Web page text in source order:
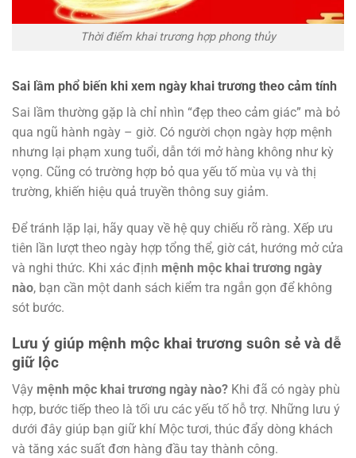
Thời điểm khai trương hợp phong thủy
Sai lầm phổ biến khi xem ngày khai trương theo cảm tính
Sai lầm thường gặp là chỉ nhìn “đẹp theo cảm giác” mà bỏ
qua ngũ hành ngày – giờ. Có người chọn ngày hợp mệnh
nhưng lại phạm xung tuổi, dẫn tới mở hàng không như kỳ
vọng. Cũng có trường hợp bỏ qua yếu tố mùa vụ và thị
trường, khiến hiệu quả truyền thông suy giảm.
Để tránh lặp lại, hãy quay về hệ quy chiếu rõ ràng. Xếp ưu
tiên lần lượt theo ngày hợp tổng thể, giờ cát, hướng mở cửa
và nghi thức. Khi xác định mệnh mộc khai trương ngày
nào, bạn cần một danh sách kiểm tra ngắn gọn để không
sót bước.
Lưu ý giúp mệnh mộc khai trương suôn sẻ và dễ
giữ lộc
Vậy mệnh mộc khai trương ngày nào? Khi đã có ngày phù
hợp, bước tiếp theo là tối ưu các yếu tố hỗ trợ. Những lưu ý
dưới đây giúp bạn giữ khí Mộc tươi, thúc đẩy dòng khách
và tăng xác suất đơn hàng đầu tay thành công.